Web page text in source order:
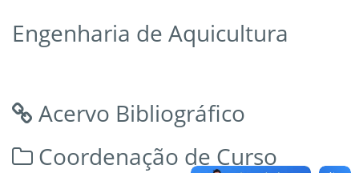
Engenharia de Aquicultura
Acervo Bibliográfico
Coordenação de Curso